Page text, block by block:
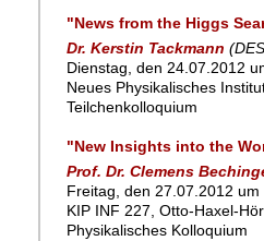
"News from the Higgs
Dr. Kerstin Tackmann
Dienstag, den 24.07.2012
Neues Physikalisches
Teilchenkolloquium
"New Insights into the
Prof. Dr. Clemens
Freitag, den 27.07.2012
KIP INF 227, Otto-Haxel-
Physikalisches Kolloquium